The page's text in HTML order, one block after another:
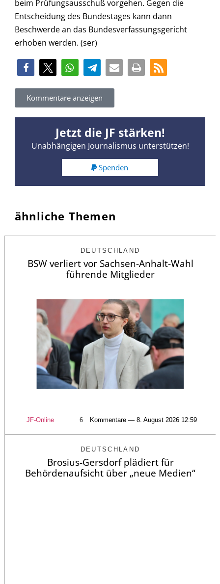
beim Prüfungsausschuß vorgehen. Gegen die
Entscheidung des Bundestages kann dann
Beschwerde an das Bundesverfassungsgericht
erhoben werden. (ser)
Kommentare anzeigen
Jetzt die JF stärken!
Unabhängigen Journalismus unterstützen!
Spenden
ähnliche Themen
DEUTSCHLAND
BSW verliert vor Sachsen-Anhalt-Wahl
führende Mitglieder
JF-Online 6 Kommentare — 8. August 2026 12:59
DEUTSCHLAND
Brosius-Gersdorf plädiert für
Behördenaufsicht über „neue Medien“